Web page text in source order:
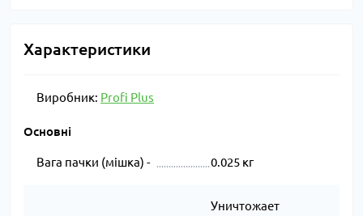
Характеристики
Виробник: Profi Plus
Основні
Вага пачки (мішка) - 0.025 кг
Уничтожает